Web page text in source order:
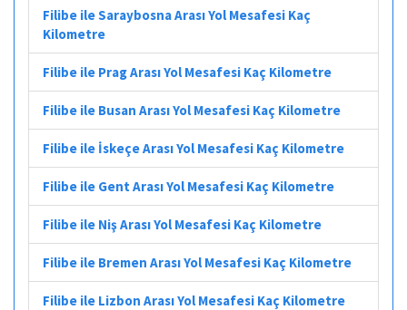
Filibe ile Saraybosna Arası Yol Mesafesi Kaç
Kilometre
Filibe ile Prag Arası Yol Mesafesi Kaç Kilometre
Filibe ile Busan Arası Yol Mesafesi Kaç Kilometre
Filibe ile İskeçe Arası Yol Mesafesi Kaç Kilometre
Filibe ile Gent Arası Yol Mesafesi Kaç Kilometre
Filibe ile Niş Arası Yol Mesafesi Kaç Kilometre
Filibe ile Bremen Arası Yol Mesafesi Kaç Kilometre
Filibe ile Lizbon Arası Yol Mesafesi Kaç Kilometre